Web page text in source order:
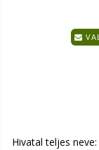
Hivatal teljes